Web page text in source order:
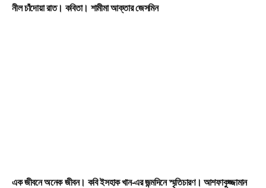
নীল চাঁদোয়া রাত। কবিতা। শামীমা আক্তার জেসমিন
এক জীবনে অনেক জীবন। কবি ইসহাক খান-এর জন্মদিনে স্মৃতিচারণ। আশফাকুজ্জামান